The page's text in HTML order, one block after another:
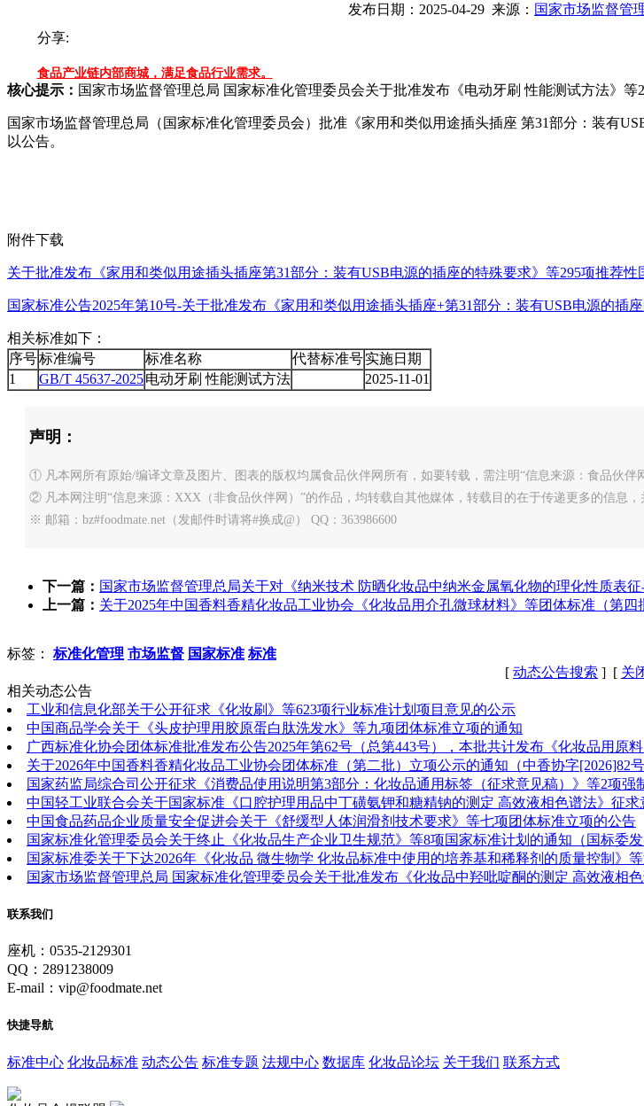
发布日期：2025-04-29 来源： 国家市场监督管
分享:
食品产业链内部商城，满足食品行业需求。
核心提示： 国家市场监督管理总局 国家标准化管理委员会关于批准发布《电动牙刷 性能测试方法》
国家市场监督管理总局（国家标准化管理委员会）批准《家用和类似用途插头插座 第31部分：装有
以公告。
附件下载
关于批准发布《家用和类似用途插头插座第31部分：装有USB电源的插座的特殊要求》等295项推荐
国家标准公告2025年第10号-关于批准发布《家用和类似用途插头插座+第31部分：装有USB电源的
相关标准如下：
序号标准编号 标准名称 代替标准号实施日期
1
GB/T 45637-2025电动牙刷 性能测试方法 2025-11-01
声明：
① 凡本网所有原始/编译文章及图片、图表的版权均属食品伙伴网所有，如要转载，需注明“信息来源：食品伙伴网
② 凡本网注明“信息来源：XXX（非食品伙伴网）”的作品，均转载自其他媒体，转载目的在于传递更多的信息，
※ 邮箱：bz#foodmate.net（发邮件时请将#换成@） QQ：363986600
下一篇： 国家市场监督管理总局关于对《纳米技术 防晒化妆品中纳米金属氧化物的理化性质表
上一篇： 关于2025年中国香料香精化妆品工业协会《化妆品用介孔微球材料》等团体标准（第四
标签： 标准化管理 市场监督 国家标准 标准
[ 动态公告搜索 ] [ 关
相关动态公告
工业和信息化部关于公开征求《化妆刷》等623项行业标准计划项目意见的公示
中国商品学会关于《头皮护理用胶原蛋白肽洗发水》等九项团体标准立项的通知
广西标准化协会团体标准批准发布公告2025年第62号（总第443号），本批共计发布《化妆品用原
关于2026年中国香料香精化妆品工业协会团体标准（第二批）立项公示的通知（中香协字[2026]82号
国家药监局综合司公开征求《消费品使用说明第3部分：化妆品通用标签（征求意见稿）》等2项强
中国轻工业联合会关于国家标准《口腔护理用品中丁磺氨钾和糖精钠的测定 高效液相色谱法》征求
中国食品药品企业质量安全促进会关于《舒缓型人体润滑剂技术要求》等七项团体标准立项的公告
国家标准化管理委员会关于终止《化妆品生产企业卫生规范》等8项国家标准计划的通知（国标委发
国家标准委关于下达2026年《化妆品 微生物学 化妆品标准中使用的培养基和稀释剂的质量控制》
国家市场监督管理总局 国家标准化管理委员会关于批准发布《化妆品中羟吡啶酮的测定 高效液相
联系我们
座机：0535-2129301
QQ：2891238009
E-mail：vip@foodmate.net
快捷导航
标准中心 化妆品标准 动态公告 标准专题 法规中心 数据库 化妆品论坛 关于我们 联系方式